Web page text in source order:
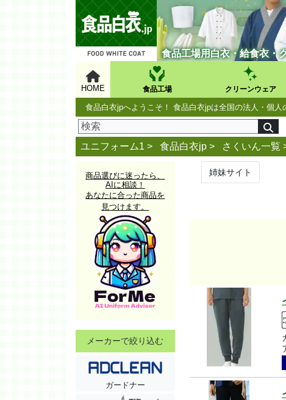
食品工場用白衣・給食衣・
HOME 食品工場 クリーンウェア
食品白衣jpへようこそ！ 食品白衣jpは全国の法人・個
ユニフォーム1 > 食品白衣jp > さくいん一覧
商品選びに迷ったら、
AIに相談！
あなたに合った商品を
見つけます。
メーカーで絞り込む
ガードナー
姉妹サイト